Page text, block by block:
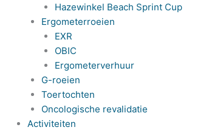
Hazewinkel Beach Sprint Cup
Ergometerroeien
EXR
OBIC
Ergometerverhuur
G-roeien
Toertochten
Oncologische revalidatie
Activiteiten